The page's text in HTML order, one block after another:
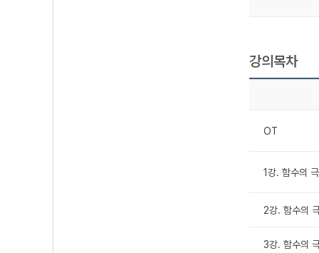
강의목차
OT
1강. 함수의
2강. 함수의
3강. 함수의